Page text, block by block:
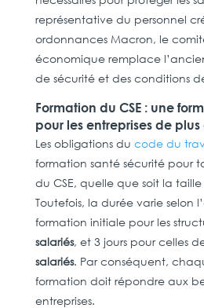
représentative du personnel
ordonnances Macron, le
économique remplace
de sécurité et des conditions
Formation du CSE : une
pour les entreprises de
Les obligations du code du
formation santé sécurité pour
du CSE, quelle que soit la taille
Toutefois, la durée varie selon
formation initiale pour les
salariés, et 3 jours pour celles
salariés. Par conséquent,
formation doit répondre aux
entreprises.